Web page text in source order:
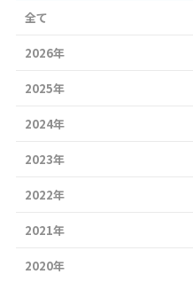
全て
2026年
2025年
2024年
2023年
2022年
2021年
2020年